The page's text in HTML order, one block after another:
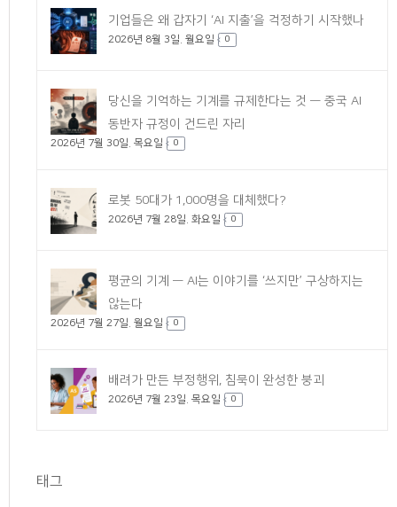
기업들은 왜 갑자기 ‘AI 지출’을 걱정하기 시작했나
2026년 8월 3일. 월요일 0
당신을 기억하는 기계를 규제한다는 것 — 중국 AI
동반자 규정이 건드린 자리
2026년 7월 30일. 목요일 0
로봇 50대가 1,000명을 대체했다?
2026년 7월 28일. 화요일 0
평균의 기계 — AI는 이야기를 ‘쓰지만’ 구상하지는
않는다
2026년 7월 27일. 월요일 0
배려가 만든 부정행위, 침묵이 완성한 붕괴
2026년 7월 23일. 목요일 0
태그